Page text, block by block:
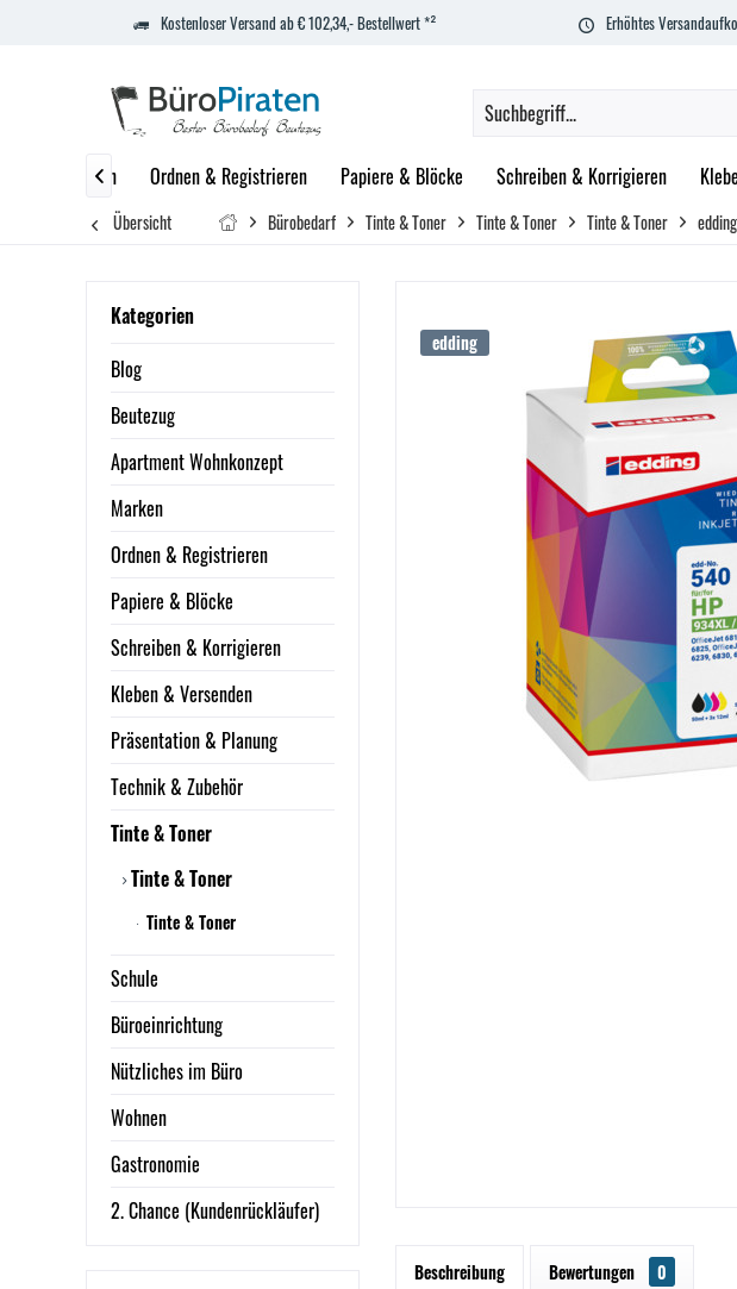
Kostenloser Versand ab € 102,34,- Bestellwert *² Erhöhtes
Marken Ordnen & Registrieren Papiere & Blöcke Schreiben & Korrigieren

Übersicht Bürobedarf Tinte & Toner Tinte & Toner Tinte & Toner
Kategorien
Blog
Beutezug
Apartment Wohnkonzept
Marken
Ordnen & Registrieren
Papiere & Blöcke
Schreiben & Korrigieren
Kleben & Versenden
Präsentation & Planung
Technik & Zubehör
Tinte & Toner
Tinte & Toner
Tinte & Toner
Schule
Büroeinrichtung
Nützliches im Büro
Wohnen
Gastronomie
2. Chance (Kundenrückläufer)
edding
Beschreibung Bewertungen 0